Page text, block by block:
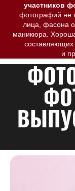
участников
фотографий не
лица, фасона
маникюра.
составляющих
и